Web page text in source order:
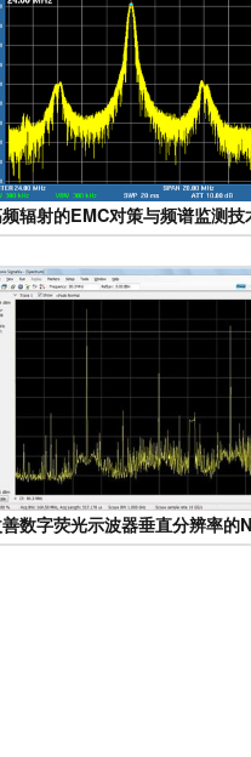
监测技术研究\n\n摘要 随着
辐射的EMC对策与频谱监测技
数字荧光示波器垂直分辨率的